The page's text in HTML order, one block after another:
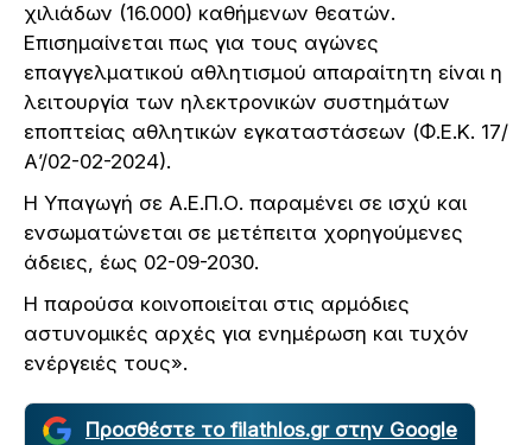
χιλιάδων (16.000) καθήμενων θεατών.
Επισημαίνεται πως για τους αγώνες
επαγγελματικού αθλητισμού απαραίτητη είναι η
λειτουργία των ηλεκτρονικών συστημάτων
εποπτείας αθλητικών εγκαταστάσεων (Φ.Ε.Κ. 17/
Α’/02-02-2024).
Η Υπαγωγή σε Α.Ε.Π.Ο. παραμένει σε ισχύ και
ενσωματώνεται σε μετέπειτα χορηγούμενες
άδειες, έως 02-09-2030.
Η παρούσα κοινοποιείται στις αρμόδιες
αστυνομικές αρχές για ενημέρωση και τυχόν
ενέργειές τους».
Προσθέστε το filathlos.gr στην Google